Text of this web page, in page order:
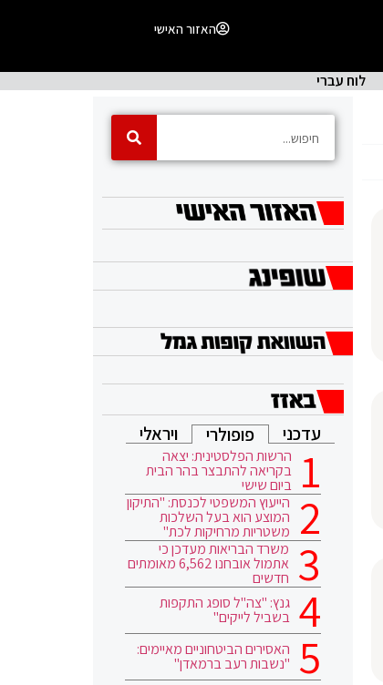
האזור האישי
לוח עברי
עדכני פופולרי ויראלי
הרשות הפלסטינית: יצאה
בקריאה להתבצר בהר הבית
ביום שישי
הייעוץ המשפטי לכנסת: "התיקון
המוצע הוא בעל השלכות
משטריות מרחיקות לכת"
משרד הבריאות מעדכן כי
אתמול אובחנו 6,562 מאומתים
חדשים
גנץ: "צה"ל סופג התקפות
בשביל לייקים"
האסירים הביטחוניים מאיימים:
"נשבות רעב ברמאדן"